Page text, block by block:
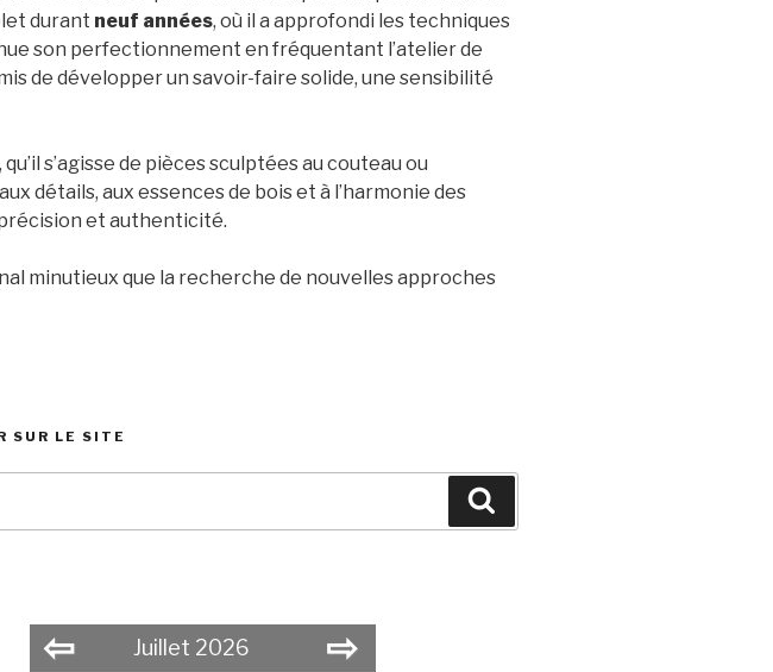
durant neuf années, où il a approfondi les techniques
son perfectionnement en fréquentant l’atelier de
de développer un savoir-faire solide, une sensibilité
, qu’il s’agisse de pièces sculptées au couteau ou
détails, aux essences de bois et à l’harmonie des
et authenticité.
minutieux que la recherche de nouvelles approches
SUR LE SITE
⇦ Juillet 2026 ⇨